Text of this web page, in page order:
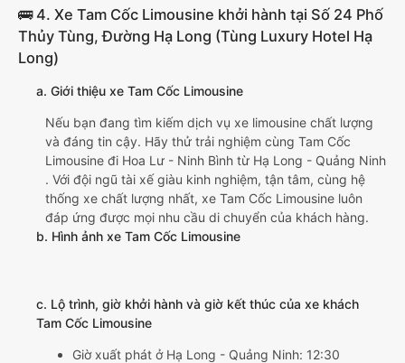
🚌 4. Xe Tam Cốc Limousine khởi hành tại Số 24 Phố
Thủy Tùng, Đường Hạ Long (Tùng Luxury Hotel Hạ
Long)
a. Giới thiệu xe Tam Cốc Limousine
Nếu bạn đang tìm kiếm dịch vụ xe limousine chất lượng
và đáng tin cậy. Hãy thử trải nghiệm cùng Tam Cốc
Limousine đi Hoa Lư - Ninh Bình từ Hạ Long - Quảng Ninh
. Với đội ngũ tài xế giàu kinh nghiệm, tận tâm, cùng hệ
thống xe chất lượng nhất, xe Tam Cốc Limousine luôn
đáp ứng được mọi nhu cầu di chuyển của khách hàng.
b. Hình ảnh xe Tam Cốc Limousine
c. Lộ trình, giờ khởi hành và giờ kết thúc của xe khách
Tam Cốc Limousine
Giờ xuất phát ở Hạ Long - Quảng Ninh: 12:30